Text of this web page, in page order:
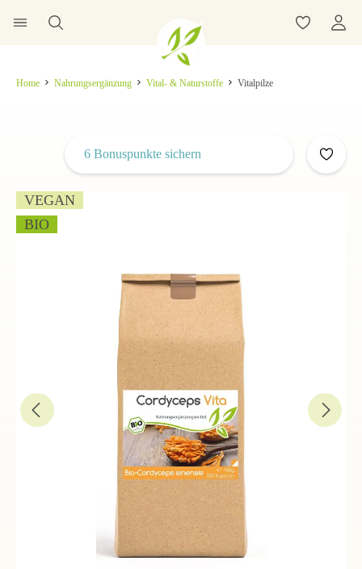
Home Nahrungsergänzung Vital- & Naturstoffe Vitalpilze
VEGAN
BIO
6 Bonuspunkte sichern